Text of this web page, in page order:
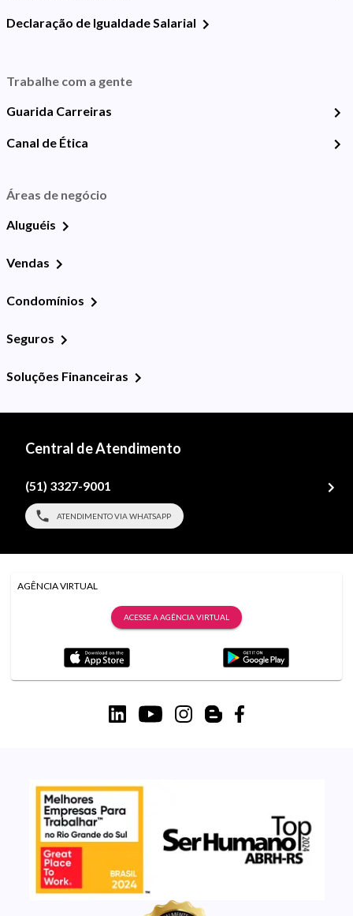
Declaração de Igualdade Salarial
Trabalhe com a gente
Guarida Carreiras
Canal de Ética
Áreas de negócio
Aluguéis
Vendas
Condomínios
Seguros
Soluções Financeiras
Central de Atendimento
(51) 3327-9001
ATENDIMENTO VIA WHATSAPP
AGÊNCIA VIRTUAL
ACESSE A AGÊNCIA VIRTUAL